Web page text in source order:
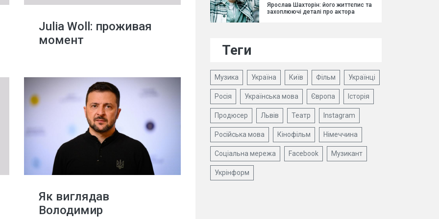
Julia Woll: проживая
момент
Як виглядав
Володимир
Ярослав Шахторін: його життєпис та
захоплюючі деталі про актора
Теги
Музика Україна Київ Фільм Українці
Росія Українська мова Європа Історія
Продюсер Львів Театр Instagram
Російська мова Кінофільм Німеччина
Соціальна мережа Facebook Музикант
Укрінформ